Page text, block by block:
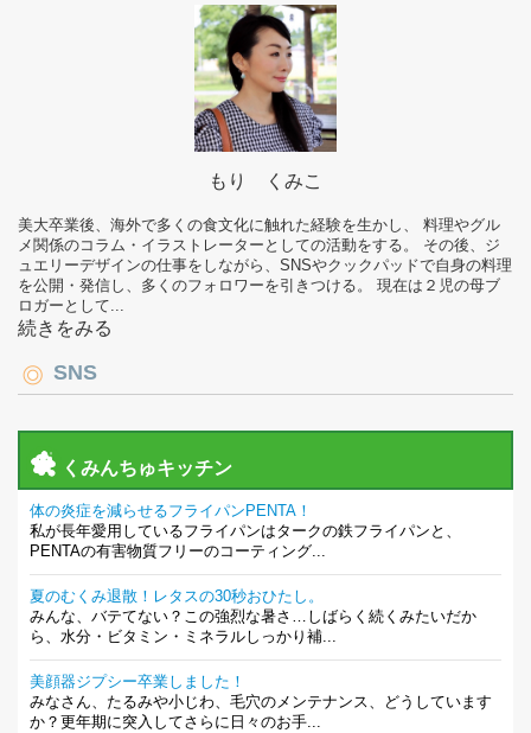
もり くみこ
美大卒業後、海外で多くの食文化に触れた経験を生かし、 料理やグル
メ関係のコラム・イラストレーターとしての活動をする。 その後、ジ
ュエリーデザインの仕事をしながら、SNSやクックパッドで自身の料理
を公開・発信し、多くのフォロワーを引きつける。 現在は２児の母ブ
ロガーとして...
続きをみる
SNS
くみんちゅキッチン
体の炎症を減らせるフライパンPENTA！
私が長年愛用しているフライパンはタークの鉄フライパンと、
PENTAの有害物質フリーのコーティング...
夏のむくみ退散！レタスの30秒おひたし。
みんな、バテてない？この強烈な暑さ…しばらく続くみたいだか
ら、水分・ビタミン・ミネラルしっかり補...
美顔器ジプシー卒業しました！
みなさん、たるみや小じわ、毛穴のメンテナンス、どうしています
か？更年期に突入してさらに日々のお手...